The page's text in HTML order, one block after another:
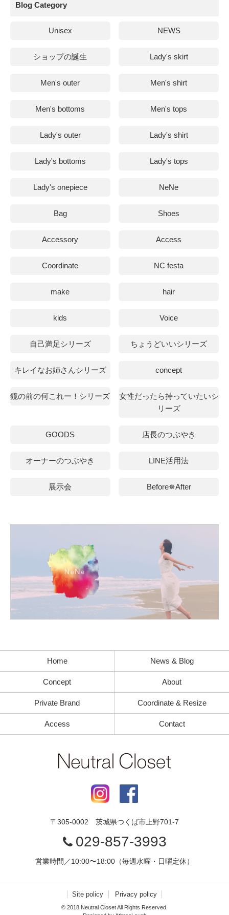
Blog Category
Unisex NEWS
ショップの誕生 Lady's skirt
Men's outer Men's shirt
Men's bottoms Men's tops
Lady's outer Lady's shirt
Lady's bottoms Lady's tops
Lady's onepiece NeNe
Bag Shoes
Accessory Access
Coordinate NC festa
make hair
kids Voice
自己満足シリーズ ちょうどいいシリーズ
キレイなお姉さんシリーズ concept
鏡の前の何これー！シリーズ
女性だったら持っていたいシ
リーズ
GOODS 店長のつぶやき
オーナーのつぶやき LINE活用法
展示会 Before✵After
Home News & Blog
Concept About
Private Brand Coordinate & Resize
Access Contact
〒 305-0002 茨城県つくば市 上野701-7
029-857-3993
営業時間／10:00〜18:00（毎週水曜・日曜定休）
Site policy Privacy policy
© 2018 Neutral Closet All Rights Reserved.